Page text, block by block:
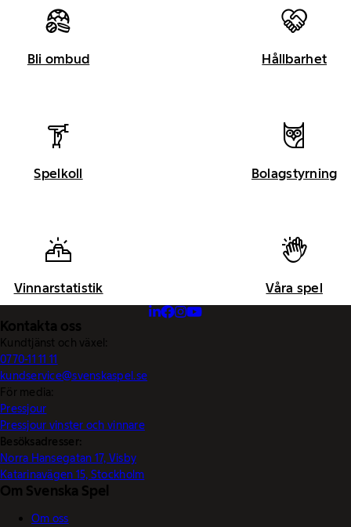
Bli ombud Hållbarhet
Spelkoll Bolagstyrning
Vinnarstatistik Våra spel
Kontakta oss
Kundtjänst och växel:
0770-11 11 11
kundservice@svenskaspel.se
För media:
Pressjour
Pressjour vinster och vinnare
Besöksadresser:
Norra Hansegatan 17, Visby
Katarinavägen 15, Stockholm
Om Svenska Spel
Om oss